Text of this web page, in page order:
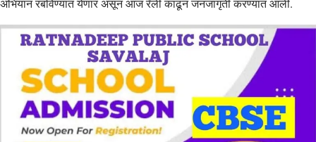
अभियान रबविण्यात येणार असून आज रॅली काढून जनजागृती करण्यात आली.